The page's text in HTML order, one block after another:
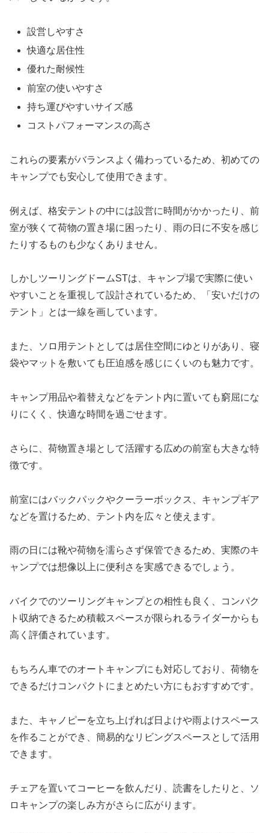
設営しやすさ
快適な居住性
優れた耐候性
前室の使いやすさ
持ち運びやすいサイズ感
コストパフォーマンスの高さ
これらの要素がバランスよく備わっているため、初めての
キャンプでも安心して使用できます。
例えば、格安テントの中には設営に時間がかかったり、前
室が狭くて荷物の置き場に困ったり、雨の日に不安を感じ
たりするものも少なくありません。
しかしツーリングドームSTは、キャンプ場で実際に使い
やすいことを重視して設計されているため、「安いだけの
テント」とは一線を画しています。
また、ソロ用テントとしては居住空間にゆとりがあり、寝
袋やマットを敷いても圧迫感を感じにくいのも魅力です。
キャンプ用品や着替えなどをテント内に置いても窮屈にな
りにくく、快適な時間を過ごせます。
さらに、荷物置き場として活躍する広めの前室も大きな特
徴です。
前室にはバックパックやクーラーボックス、キャンプギア
などを置けるため、テント内を広々と使えます。
雨の日には靴や荷物を濡らさず保管できるため、実際のキ
ャンプでは想像以上に便利さを実感できるでしょう。
バイクでのツーリングキャンプとの相性も良く、コンパク
ト収納できるため積載スペースが限られるライダーからも
高く評価されています。
もちろん車でのオートキャンプにも対応しており、荷物を
できるだけコンパクトにまとめたい方にもおすすめです。
また、キャノピーを立ち上げれば日よけや雨よけスペース
を作ることができ、簡易的なリビングスペースとして活用
できます。
チェアを置いてコーヒーを飲んだり、読書をしたりと、ソ
ロキャンプの楽しみ方がさらに広がります。